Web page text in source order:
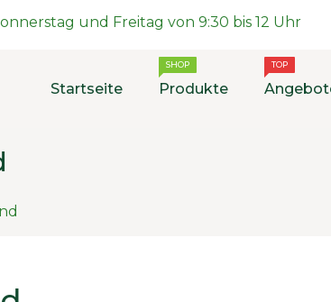
und Freitag von 9:30 bis 12 Uhr
Startseite Produkte
SHOP TOP